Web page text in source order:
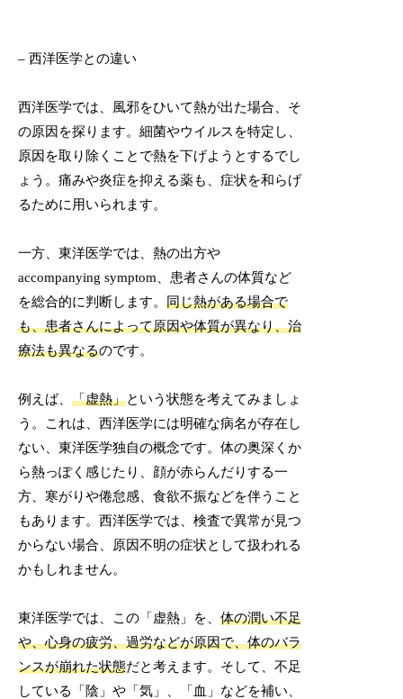
– 西洋医学との違い
西洋医学では、風邪をひいて熱が出た場合、そ
の原因を探ります。細菌やウイルスを特定し、
原因を取り除くことで熱を下げようとするでし
ょう。痛みや炎症を抑える薬も、症状を和らげ
るために用いられます。
一方、東洋医学では、熱の出方や
accompanying symptom、患者さんの体質など
を総合的に判断します。同じ熱がある場合で
も、患者さんによって原因や体質が異なり、治
療法も異なるのです。
例えば、「虚熱」という状態を考えてみましょ
う。これは、西洋医学には明確な病名が存在し
ない、東洋医学独自の概念です。体の奥深くか
ら熱っぽく感じたり、顔が赤らんだりする一
方、寒がりや倦怠感、食欲不振などを伴うこと
もあります。西洋医学では、検査で異常が見つ
からない場合、原因不明の症状として扱われる
かもしれません。
東洋医学では、この「虚熱」を、体の潤い不足
や、心身の疲労、過労などが原因で、体のバラ
ンスが崩れた状態だと考えます。そして、不足
している「陰」や「気」、「血」などを補い、